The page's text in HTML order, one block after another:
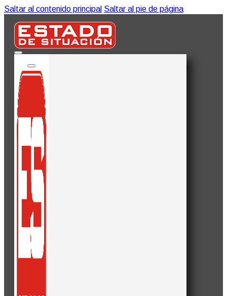
Saltar al contenido principal Saltar al pie de página